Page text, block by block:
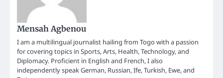
Mensah Agbenou
I am a multilingual journalist hailing from Togo with a passion
for covering topics in Sports, Arts, Health, Technology, and
Diplomacy. Proficient in English and French, I also
independently speak German, Russian, Ife, Turkish, Ewe, and